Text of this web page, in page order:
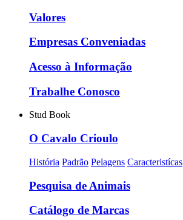
Valores
Empresas Conveniadas
Acesso à Informação
Trabalhe Conosco
Stud Book
O Cavalo Crioulo
História Padrão Pelagens Caracteristícas
Pesquisa de Animais
Catálogo de Marcas